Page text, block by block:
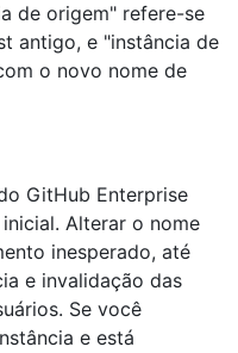
de origem" refere-se
antigo, e "instância de
o novo nome de
GitHub Enterprise
Alterar o nome
inesperado, até
e invalidação das
Se você
e está